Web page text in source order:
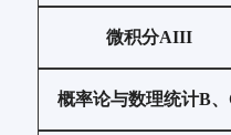
微积分AIII
概率论与数理统计B